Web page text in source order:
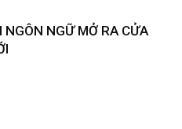
NGÔN NGỮ MỞ RA CỬA